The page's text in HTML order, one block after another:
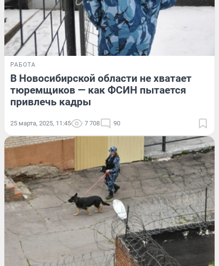
РАБОТА
В Новосибирской области не хватает
тюремщиков — как ФСИН пытается
привлечь кадры
25 марта, 2025, 11:45 7 708 90